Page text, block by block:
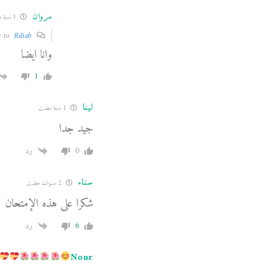
مروان
Reply to
Rihab
وانا ايضا
1
لينا
جيد جدا
0 رد
سناء
شكرا على هذه الإمتحان
6 رد
Nour